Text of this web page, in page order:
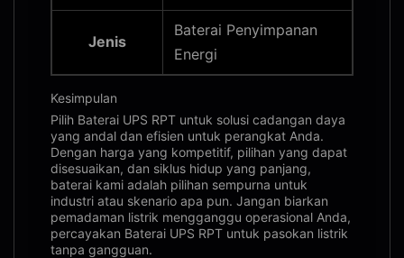
Jenis
Baterai Penyimpanan
Energi
Kesimpulan
Pilih Baterai UPS RPT untuk solusi cadangan daya
yang andal dan efisien untuk perangkat Anda.
Dengan harga yang kompetitif, pilihan yang dapat
disesuaikan, dan siklus hidup yang panjang,
baterai kami adalah pilihan sempurna untuk
industri atau skenario apa pun. Jangan biarkan
pemadaman listrik mengganggu operasional Anda,
percayakan Baterai UPS RPT untuk pasokan listrik
tanpa gangguan.